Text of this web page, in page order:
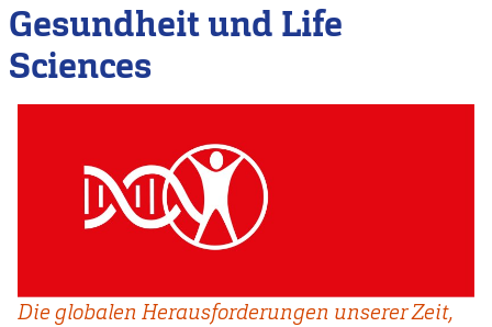
Gesundheit und Life
Sciences
Die globalen Herausforderungen unserer Zeit,